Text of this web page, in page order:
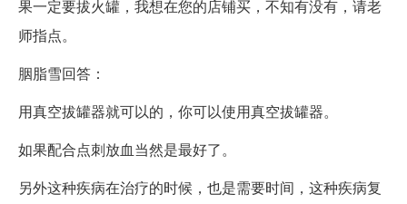
果一定要拔火罐，我想在您的店铺买，不知有没有，请老
师指点。
胭脂雪回答：
用真空拔罐器就可以的，你可以使用真空拔罐器。
如果配合点刺放血当然是最好了。
另外这种疾病在治疗的时候，也是需要时间，这种疾病复